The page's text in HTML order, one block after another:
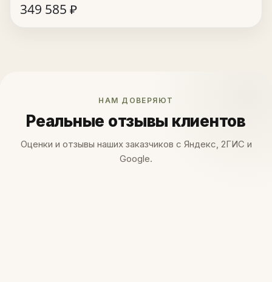
349 585 ₽
НАМ ДОВЕРЯЮТ
Реальные отзывы клиентов
Оценки и отзывы наших заказчиков с Яндекс, 2ГИС и
Google.